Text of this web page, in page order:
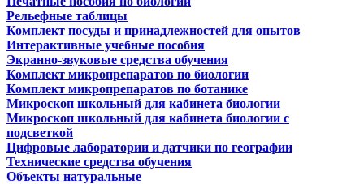
Рельефные таблицы
Комплект посуды и принадлежностей для опытов
Интерактивные учебные пособия
Экранно-звуковые средства обучения
Комплект микропрепаратов по биологии
Комплект микропрепаратов по ботанике
Микроскоп школьный для кабинета биологии
Микроскоп школьный для кабинета биологии с
подсветкой
Цифровые лаборатории и датчики по географии
Технические средства обучения
Объекты натуральные